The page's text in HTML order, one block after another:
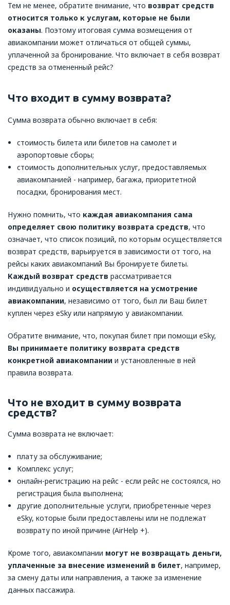
Тем не менее, обратите внимание, что возврат средств
относится только к услугам, которые не были
оказаны. Поэтому итоговая сумма возмещения от
авиакомпании может отличаться от общей суммы,
уплаченной за бронирование. Что включает в себя возврат
средств за отмененный рейс?
Что входит в сумму возврата?
Сумма возврата обычно включает в себя:
стоимость билета или билетов на самолет и
аэропортовые сборы;
стоимость дополнительных услуг, предоставляемых
авиакомпанией - например, багажа, приоритетной
посадки, бронирования мест.
Нужно помнить, что каждая авиакомпания сама
определяет свою политику возврата средств, что
означает, что список позиций, по которым осуществляется
возврат средств, варьируется в зависимости от того, на
рейсы каких авиакомпаний Вы бронируете билеты.
Каждый возврат средств рассматривается
индивидуально и осуществляется на усмотрение
авиакомпании, независимо от того, был ли Ваш билет
куплен через eSky или напрямую у авиакомпании.
Обратите внимание, что, покупая билет при помощи eSky,
Вы принимаете политику возврата средств
конкретной авиакомпании и установленные в ней
правила возврата.
Что не входит в сумму возврата
средств?
Сумма возврата не включает:
плату за обслуживание;
Комплекс услуг;
онлайн-регистрацию на рейс - если рейс не состоялся, но
регистрация была выполнена;
другие дополнительные услуги, приобретенные через
eSky, которые были предоставлены или не подлежат
возврату по иной причине (AirHelp +).
Кроме того, авиакомпании могут не возвращать деньги,
уплаченные за внесение изменений в билет, например,
за смену даты или направления, а также за изменение
данных пассажира.